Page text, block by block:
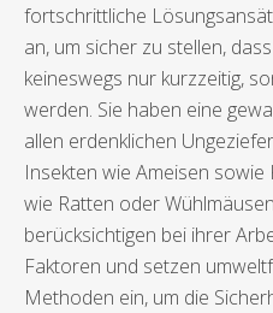
fortschrittliche
an, um sicher zu stellen,
keineswegs nur kurzzeitig,
werden. Sie haben eine
allen erdenklichen
Insekten wie Ameisen
wie Ratten oder
berücksichtigen bei ihrer
Faktoren und setzen
Methoden ein, um die